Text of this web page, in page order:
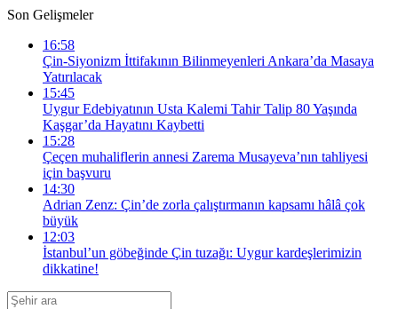
Son Gelişmeler
16:58
Çin-Siyonizm İttifakının Bilinmeyenleri Ankara’da Masaya
Yatırılacak
15:45
Uygur Edebiyatının Usta Kalemi Tahir Talip 80 Yaşında
Kaşgar’da Hayatını Kaybetti
15:28
Çeçen muhaliflerin annesi Zarema Musayeva’nın tahliyesi
için başvuru
14:30
Adrian Zenz: Çin’de zorla çalıştırmanın kapsamı hâlâ çok
büyük
12:03
İstanbul’un göbeğinde Çin tuzağı: Uygur kardeşlerimizin
dikkatine!